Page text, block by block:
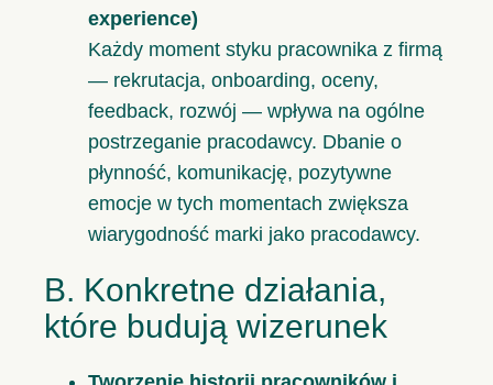
experience)
Każdy moment styku pracownika z firmą
— rekrutacja, onboarding, oceny,
feedback, rozwój — wpływa na ogólne
postrzeganie pracodawcy. Dbanie o
płynność, komunikację, pozytywne
emocje w tych momentach zwiększa
wiarygodność marki jako pracodawcy.
B. Konkretne działania,
które budują wizerunek